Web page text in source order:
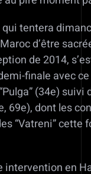
qui tentera
d’être
de 2014,
finale avec
(34e) suivi
69e), dont les
“Vatreni” cette
intervention en